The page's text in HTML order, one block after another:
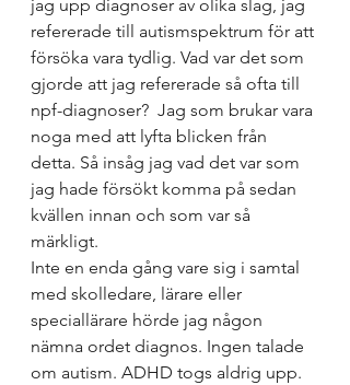
jag upp diagnoser av olika slag, jag
refererade till autismspektrum för att
försöka vara tydlig. Vad var det som
gjorde att jag refererade så ofta till
npf-diagnoser?  Jag som brukar vara
noga med att lyfta blicken från
detta. Så insåg jag vad det var som
jag hade försökt komma på sedan
kvällen innan och som var så
märkligt.
Inte en enda gång vare sig i samtal
med skolledare, lärare eller
speciallärare hörde jag någon
nämna ordet diagnos. Ingen talade
om autism. ADHD togs aldrig upp.